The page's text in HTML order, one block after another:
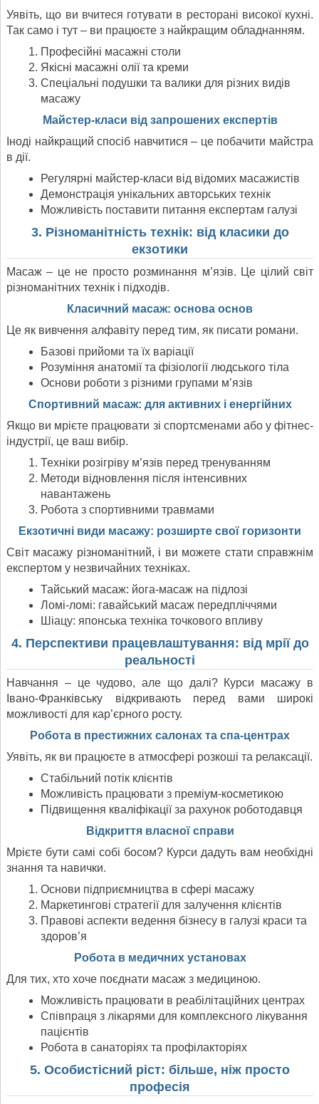
Уявіть, що ви вчитеся готувати в ресторані високої кухні.
Так само і тут – ви працюєте з найкращим обладнанням.
Професійні масажні столи
Якісні масажні олії та креми
Спеціальні подушки та валики для різних видів
масажу
Майстер-класи від запрошених експертів
Іноді найкращий спосіб навчитися – це побачити майстра
в дії.
Регулярні майстер-класи від відомих масажистів
Демонстрація унікальних авторських технік
Можливість поставити питання експертам галузі
3. Різноманітність технік: від класики до
екзотики
Масаж – це не просто розминання м’язів. Це цілий світ
різноманітних технік і підходів.
Класичний масаж: основа основ
Це як вивчення алфавіту перед тим, як писати романи.
Базові прийоми та їх варіації
Розуміння анатомії та фізіології людського тіла
Основи роботи з різними групами м’язів
Спортивний масаж: для активних і енергійних
Якщо ви мрієте працювати зі спортсменами або у фітнес-
індустрії, це ваш вибір.
Техніки розігріву м’язів перед тренуванням
Методи відновлення після інтенсивних
навантажень
Робота з спортивними травмами
Екзотичні види масажу: розширте свої горизонти
Світ масажу різноманітний, і ви можете стати справжнім
експертом у незвичайних техніках.
Тайський масаж: йога-масаж на підлозі
Ломі-ломі: гавайський масаж передпліччями
Шіацу: японська техніка точкового впливу
4. Перспективи працевлаштування: від мрії до
реальності
Навчання – це чудово, але що далі? Курси масажу в
Івано-Франківську відкривають перед вами широкі
можливості для кар’єрного росту.
Робота в престижних салонах та спа-центрах
Уявіть, як ви працюєте в атмосфері розкоші та релаксації.
Стабільний потік клієнтів
Можливість працювати з преміум-косметикою
Підвищення кваліфікації за рахунок роботодавця
Відкриття власної справи
Мрієте бути самі собі босом? Курси дадуть вам необхідні
знання та навички.
Основи підприємництва в сфері масажу
Маркетингові стратегії для залучення клієнтів
Правові аспекти ведення бізнесу в галузі краси та
здоров’я
Робота в медичних установах
Для тих, хто хоче поєднати масаж з медициною.
Можливість працювати в реабілітаційних центрах
Співпраця з лікарями для комплексного лікування
пацієнтів
Робота в санаторіях та профілакторіях
5. Особистісний ріст: більше, ніж просто
професія